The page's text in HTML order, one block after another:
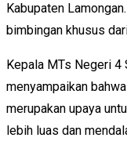
Kabupaten
bimbingan khusus
Kepala MTs Negeri 4
menyampaikan
merupakan upaya
lebih luas dan